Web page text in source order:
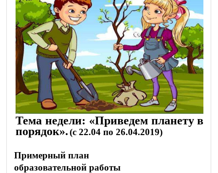
Тема недели: «Приведем планету в
порядок».(с 22.04 по 26.04.2019)
Примерный план
образовательной работы